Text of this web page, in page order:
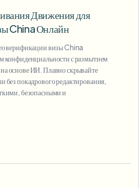
Движения для
China Онлайн
верификации визы China
конфиденциальности с размытием
основе ИИ. Плавно скрывайте
без покадрового редактирования,
безопасными и